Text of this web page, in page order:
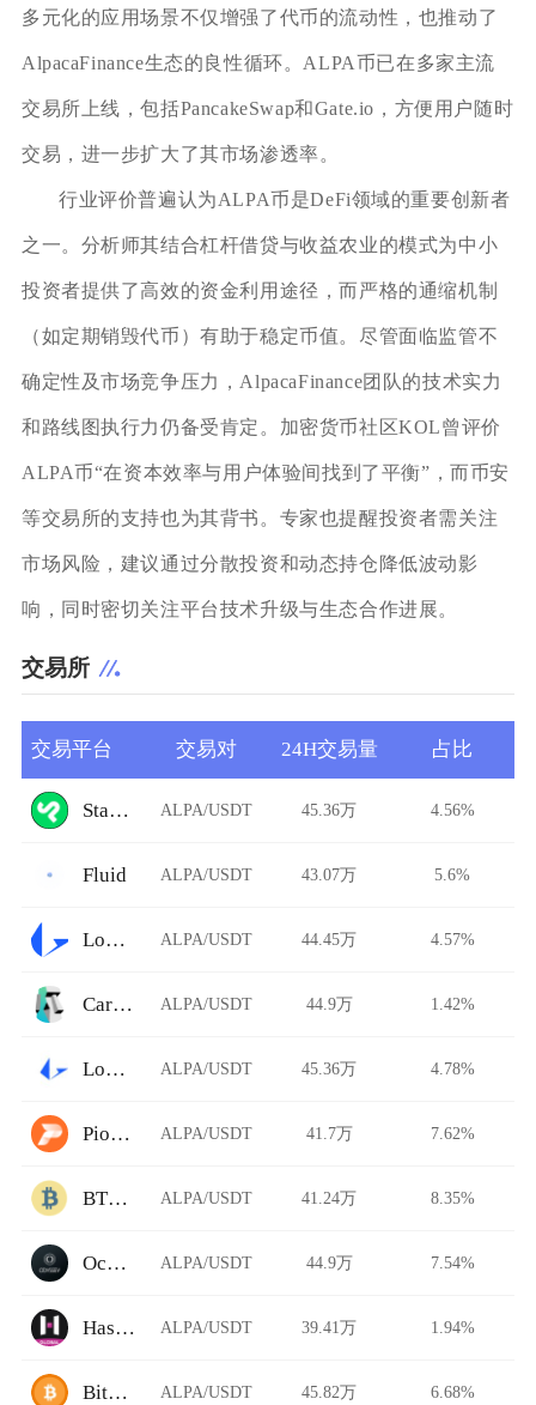
多元化的应用场景不仅增强了代币的流动性，也推动了
AlpacaFinance生态的良性循环。ALPA币已在多家主流
交易所上线，包括PancakeSwap和Gate.io，方便用户随时
交易，进一步扩大了其市场渗透率。
行业评价普遍认为ALPA币是DeFi领域的重要创新者
之一。分析师其结合杠杆借贷与收益农业的模式为中小
投资者提供了高效的资金利用途径，而严格的通缩机制
（如定期销毁代币）有助于稳定币值。尽管面临监管不
确定性及市场竞争压力，AlpacaFinance团队的技术实力
和路线图执行力仍备受肯定。加密货币社区KOL曾评价
ALPA币“在资本效率与用户体验间找到了平衡”，而币安
等交易所的支持也为其背书。专家也提醒投资者需关注
市场风险，建议通过分散投资和动态持仓降低波动影
响，同时密切关注平台技术升级与生态合作进展。
交易所
交易平台 交易对 24H交易量 占比
StarkDefi ALPA/USDT 45.36万 4.56%
Fluid ALPA/USDT 43.07万 5.6%
Loopring ALPA/USDT 44.45万 4.57%
Carbon DeFi ALPA/USDT 44.9万 1.42%
Loopring AMM ALPA/USDT 45.36万 4.78%
Pionex ALPA/USDT 41.7万 7.62%
BTCTradeUA ALPA/USDT 41.24万 8.35%
Ocnex ALPA/USDT 44.9万 7.54%
HashKey Global ALPA/USDT 39.41万 1.94%
BitFlip ALPA/USDT 45.82万 6.68%